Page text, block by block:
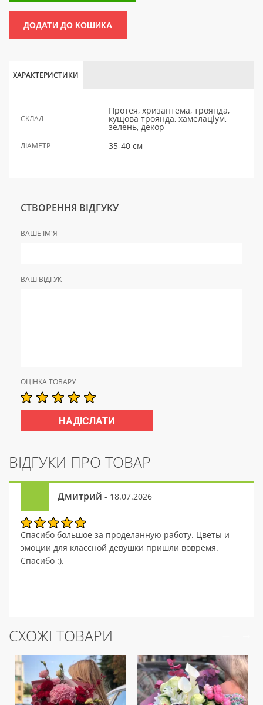
ДОДАТИ ДО КОШИКА
ХАРАКТЕРИСТИКИ
СКЛАД
Протея, хризантема, троянда,
кущова троянда, хамелаціум,
зелень, декор
ДІАМЕТР 35-40 см
СТВОРЕННЯ ВІДГУКУ
ВАШЕ ІМ'Я
ВАШ ВІДГУК
ОЦІНКА ТОВАРУ
ВІДГУКИ ПРО ТОВАР
Дмитрий - 18.07.2026
Спасибо большое за проделанную работу. Цветы и
эмоции для классной девушки пришли вовремя.
Спасибо :).
СХОЖІ ТОВАРИ